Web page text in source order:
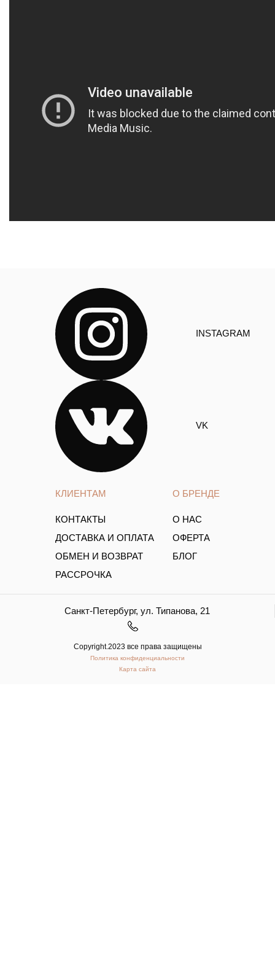
КЛИЕНТАМ
КОНТАКТЫ
ДОСТАВКА И ОПЛАТА
ОБМЕН И ВОЗВРАТ
РАССРОЧКА
О БРЕНДЕ
О НАС
ОФЕРТА
БЛОГ
INSTAGRAM
VK
Санкт-Петербург, ул. Типанова, 21
Copyright.2023 все права защищены
Политика конфиденциальности
Карта сайта